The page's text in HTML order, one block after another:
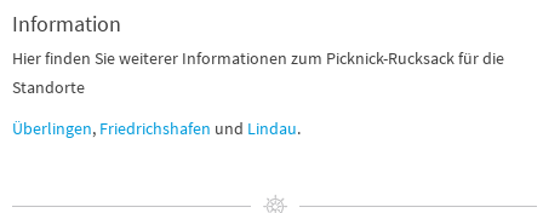
Information
Hier finden Sie weiterer Informationen zum Picknick-Rucksack für die
Standorte
Überlingen, Friedrichshafen und Lindau.